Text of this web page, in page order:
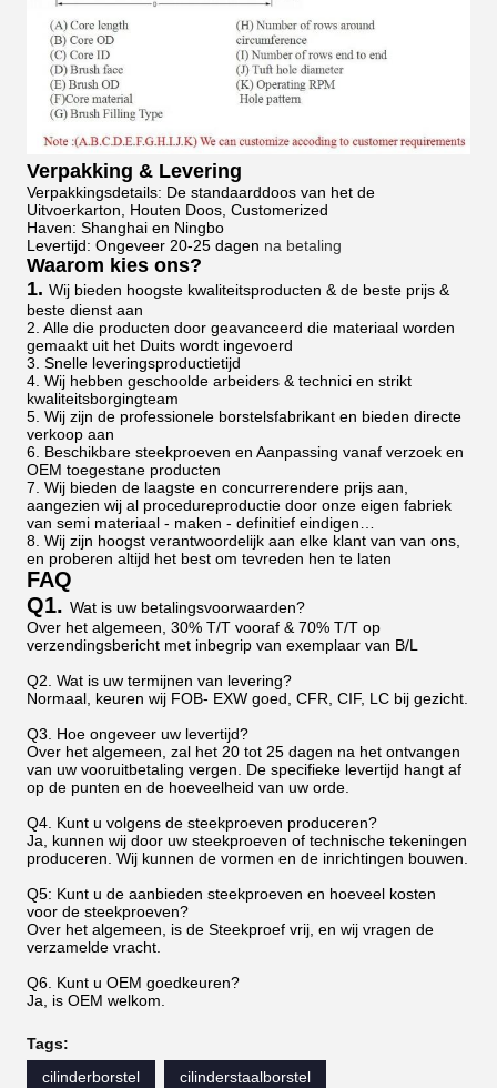
Verpakking & Levering
Verpakkingsdetails: De standaarddoos van het de
Uitvoerkarton, Houten Doos, Customerized
Haven: Shanghai en Ningbo
Levertijd: Ongeveer 20-25 dagen na betaling
Waarom kies ons?
1. Wij bieden hoogste kwaliteitsproducten & de beste prijs &
beste dienst aan
2. Alle die producten door geavanceerd die materiaal worden
gemaakt uit het Duits wordt ingevoerd
3. Snelle leveringsproductietijd
4. Wij hebben geschoolde arbeiders & technici en strikt
kwaliteitsborgingteam
5. Wij zijn de professionele borstelsfabrikant en bieden directe
verkoop aan
6. Beschikbare steekproeven en Aanpassing vanaf verzoek en
OEM toegestane producten
7. Wij bieden de laagste en concurrerendere prijs aan,
aangezien wij al procedureproductie door onze eigen fabriek
van semi materiaal - maken - definitief eindigen…
8. Wij zijn hoogst verantwoordelijk aan elke klant van van ons,
en proberen altijd het best om tevreden hen te laten
FAQ
Q1. Wat is uw betalingsvoorwaarden?
Over het algemeen, 30% T/T vooraf & 70% T/T op
verzendingsbericht met inbegrip van exemplaar van B/L
Q2. Wat is uw termijnen van levering?
Normaal, keuren wij FOB- EXW goed, CFR, CIF, LC bij gezicht.
Q3. Hoe ongeveer uw levertijd?
Over het algemeen, zal het 20 tot 25 dagen na het ontvangen
van uw vooruitbetaling vergen. De specifieke levertijd hangt af
op de punten en de hoeveelheid van uw orde.
Q4. Kunt u volgens de steekproeven produceren?
Ja, kunnen wij door uw steekproeven of technische tekeningen
produceren. Wij kunnen de vormen en de inrichtingen bouwen.
Q5: Kunt u de aanbieden steekproeven en hoeveel kosten
voor de steekproeven?
Over het algemeen, is de Steekproef vrij, en wij vragen de
verzamelde vracht.
Q6. Kunt u OEM goedkeuren?
Ja, is OEM welkom.
Tags:
cilinderborstel
cilinderstaalborstel